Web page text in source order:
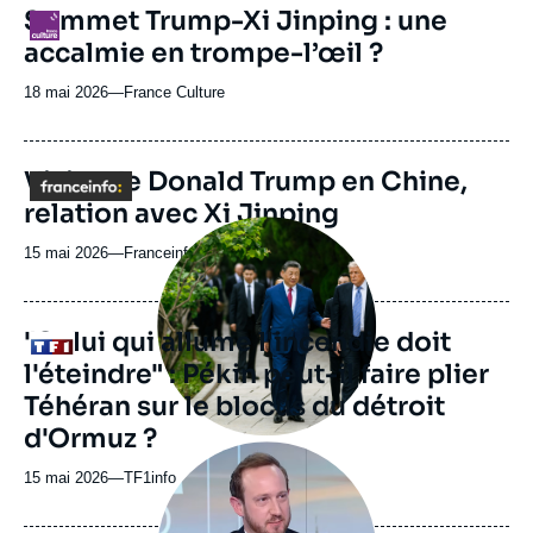
ou
émission
Logo
Sommet Trump-Xi Jinping : une
accalmie en trompe-l’œil ?
18 mai 2026—Nom
journal,
ou
émission
France Culture
Logo
Visite de Donald Trump en Chine,
relation avec Xi Jinping
15 mai 2026—Nom
journal,
revue
ou
émission
Franceinfo
Logo
Image
principale
médiatique
"Celui qui allume l'incendie doit
l'éteindre" : Pékin peut-il faire plier
Téhéran sur le blocus du détroit
d'Ormuz ?
15 mai 2026—Nom
journal,
TF1infoprincipale
médiatique